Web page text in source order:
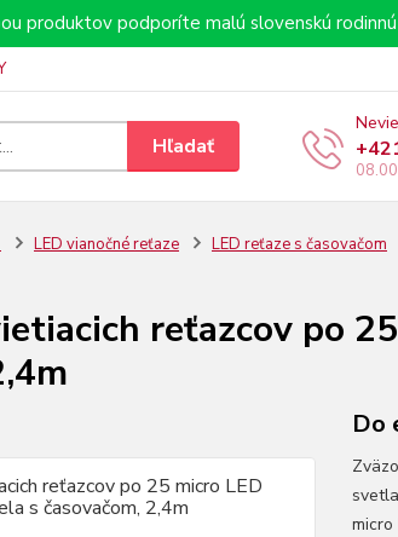
produktov podporíte malú slovenskú rodinnú
Hľadať
LED vianočné reťaze LED reťaze s časovačom
reťazcov po
Do